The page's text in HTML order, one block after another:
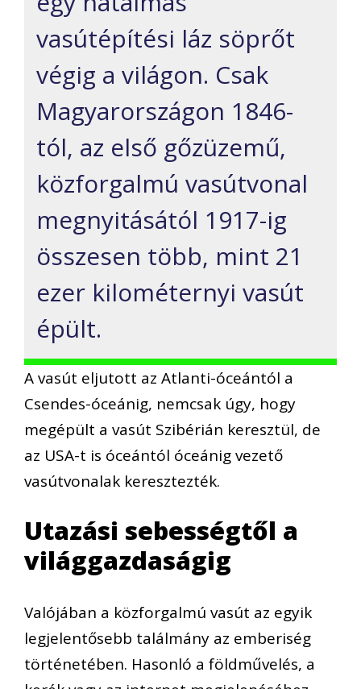
vasútépítési láz söprőt
végig a világon. Csak
Magyarországon 1846-
tól, az első gőzüzemű,
közforgalmú vasútvonal
megnyitásától 1917-ig
összesen több, mint 21
ezer kilométernyi vasút
épült.
A vasút eljutott az Atlanti-óceántól a
Csendes-óceánig, nemcsak úgy, hogy
megépült a vasút Szibérián keresztül, de
az USA-t is óceántól óceánig vezető
vasútvonalak keresztezték.
Utazási sebességtől a
világgazdaságig
Valójában a közforgalmú vasút az egyik
legjelentősebb találmány az emberiség
történetében. Hasonló a földművelés, a